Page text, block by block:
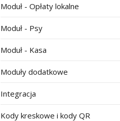
Moduł - Opłaty lokalne
Moduł - Psy
Moduł - Kasa
Moduły dodatkowe
Integracja
Kody kreskowe i kody QR